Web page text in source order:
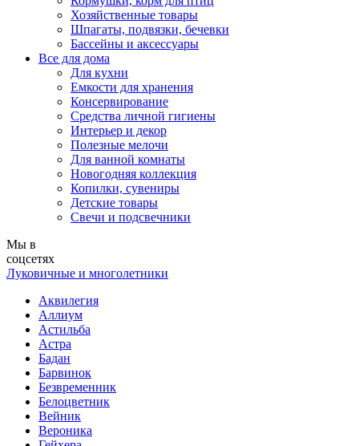
Хозяйственные товары
Шпагаты, подвязки, бечевки
Бассейны и аксессуары
Все для дома
Для кухни
Емкости для хранения
Консервирование
Средства личной гигиены
Интерьер и декор
Полезные мелочи
Для ванной комнаты
Новогодняя коллекция
Копилки, сувениры
Детские товары
Свечи и подсвечники
Мы в
соцсетях
Луковичные и многолетники
Аквилегия
Аллиум
Астильба
Астра
Бадан
Барвинок
Безвременник
Белоцветник
Вейник
Вероника